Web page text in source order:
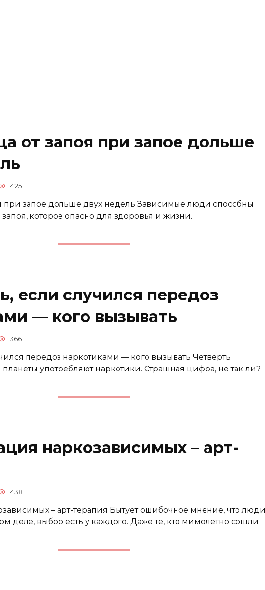
от запоя при запое дольше
425
при запое дольше двух недель Зависимые люди способны
запоя, которое опасно для здоровья и жизни.
если случился передоз
— кого вызывать
366
передоз наркотиками — кого вызывать Четверть
употребляют наркотики. Страшная цифра, не так ли?
наркозависимых – арт-
438
– арт-терапия Бытует ошибочное мнение, что люди
деле, выбор есть у каждого. Даже те, кто мимолетно сошли